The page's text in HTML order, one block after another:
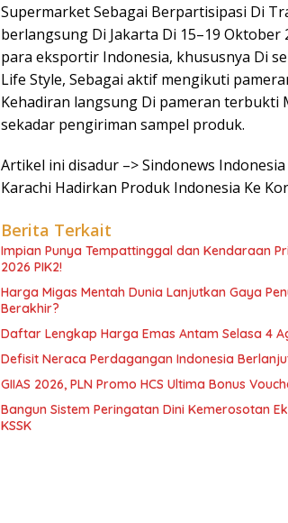
Supermarket Sebagai Berpartisipasi Di
berlangsung Di Jakarta Di 15–19 Oktober
para eksportir Indonesia, khususnya Di
Life Style, Sebagai aktif mengikuti
Kehadiran langsung Di pameran terbukti
sekadar pengiriman sampel produk.
Artikel ini disadur –> Sindonews
Karachi Hadirkan Produk Indonesia Ke
Berita Terkait
Impian Punya Tempattinggal dan Kendaraan
2026 PIK2!
Harga Migas Mentah Dunia Lanjutkan Gaya
Berakhir?
Daftar Lengkap Harga Emas Antam Selasa 4
Defisit Neraca Perdagangan Indonesia
GIIAS 2026, PLN Promo HCS Ultima Bonus
Bangun Sistem Peringatan Dini Kemerosotan
KSSK